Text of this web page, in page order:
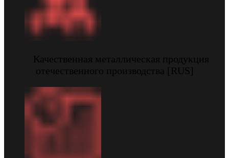
Качественная металлическая продукция
отечественного производства [RUS]